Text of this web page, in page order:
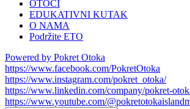
OTOCI
EDUKATIVNI KUTAK
O NAMA
Podržite ETO
Powered by Pokret Otoka
https://www.facebook.com/PokretOtoka
https://www.instagram.com/pokret_otoka/
https://www.linkedin.com/company/pokret-
https://www.youtube.com/